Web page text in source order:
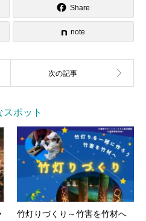
Share
note
ポット
竹灯りづくり～竹害を竹材へ